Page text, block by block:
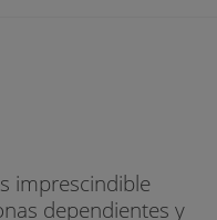
imprescindible
dependientes y